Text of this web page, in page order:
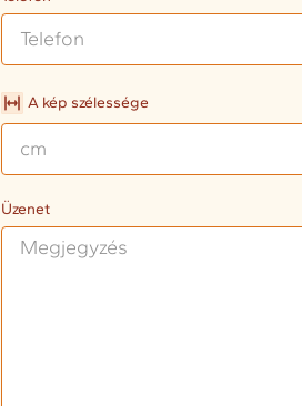
A kép szélessége
Üzenet